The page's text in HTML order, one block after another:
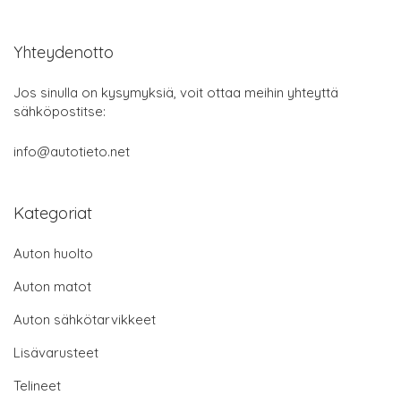
Yhteydenotto
Jos sinulla on kysymyksiä, voit ottaa meihin yhteyttä
sähköpostitse:
info@autotieto.net
Kategoriat
Auton huolto
Auton matot
Auton sähkötarvikkeet
Lisävarusteet
Telineet